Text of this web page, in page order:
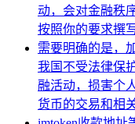
动，会对金融秩
按照你的要求撰
需要明确的是，
我国不受法律保
融活动，损害个
货币的交易和相